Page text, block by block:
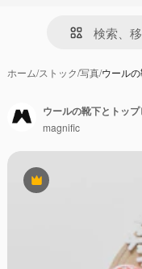
ホーム/ストック/写真/ウール
Premium
ウールの靴下とトッ
magnific